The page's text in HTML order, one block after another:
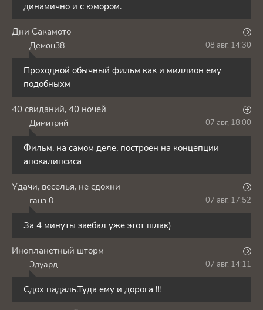
динамично и с юмором.
Дни Сакамото
Демон38 08 авг, 14:30
Проходной обычный фильм как и миллион ему
подобныхм
40 свиданий, 40 ночей
Димитрий 07 авг, 18:00
Фильм, на самом деле, построен на концепции
апокалипсиса
Удачи, веселья, не сдохни
ганз 0 07 авг, 17:52
За 4 минуты заебал уже этот шлак)
Инопланетный шторм
Эдуард 07 авг, 14:11
Сдох падаль.Туда ему и дорога !!!